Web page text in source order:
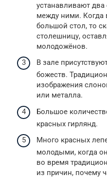
устанавливают
между ними. Когда
большой стол, то
столешницу,
молодожёнов.
В зале
божеств.
изображения
или металла.
Большое
красных гирлянд.
Много красных
молодыми, когда
во время
из причин, почему